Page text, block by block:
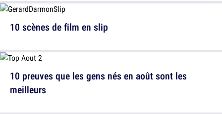
10 scènes de film en slip
10 preuves que les gens nés en août sont les
meilleurs